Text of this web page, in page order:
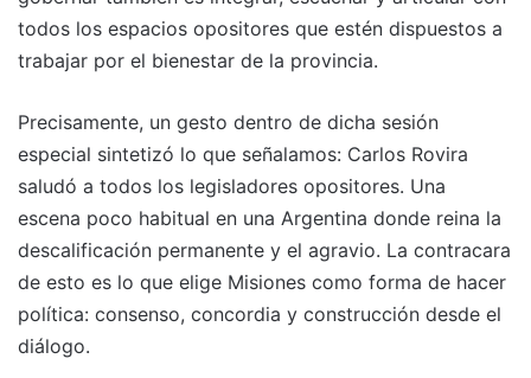
todos los espacios opositores que estén dispuestos a
trabajar por el bienestar de la provincia.
Precisamente, un gesto dentro de dicha sesión
especial sintetizó lo que señalamos: Carlos Rovira
saludó a todos los legisladores opositores. Una
escena poco habitual en una Argentina donde reina la
descalificación permanente y el agravio. La contracara
de esto es lo que elige Misiones como forma de hacer
política: consenso, concordia y construcción desde el
diálogo.